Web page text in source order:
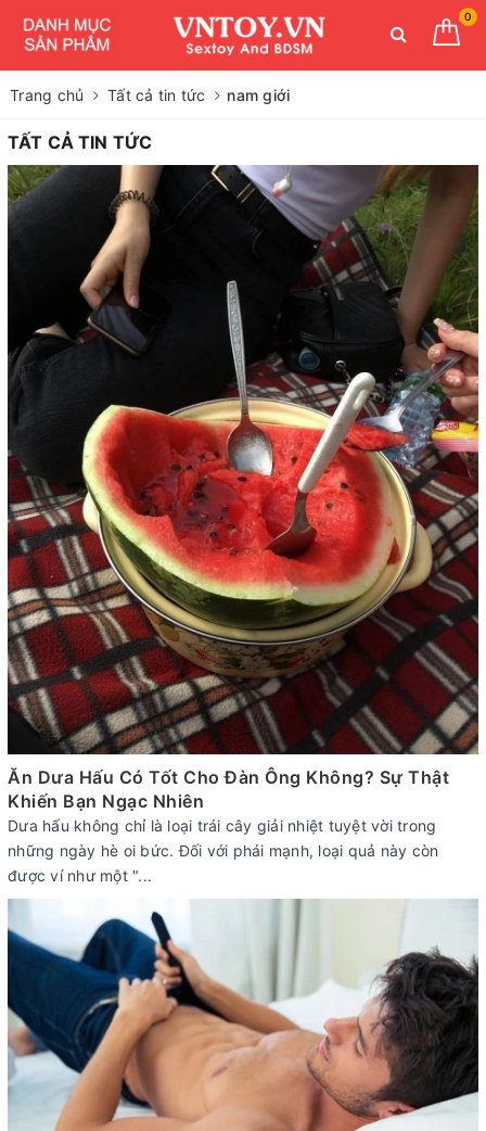
0
Trang chủ Tất cả tin tức nam giới
TẤT CẢ TIN TỨC
Ăn Dưa Hấu Có Tốt Cho Đàn Ông Không? Sự Thật
Khiến Bạn Ngạc Nhiên
Dưa hấu không chỉ là loại trái cây giải nhiệt tuyệt vời trong
những ngày hè oi bức. Đối với phái mạnh, loại quả này còn
được ví như một "...